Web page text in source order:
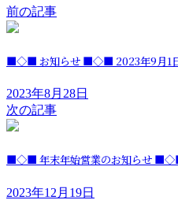
前の記事
■◇■ お知らせ ■◇■ 2023年9月1日(
2023年8月28日
次の記事
■◇■ 年末年始営業のお知らせ ■◇■
2023年12月19日